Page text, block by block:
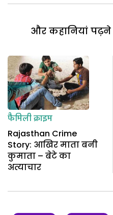
और कहानियां
फैमिली क्राइम
Rajasthan Crime
Story: आखिर माता बनी
कुमाता – बेटे का
अत्याचार